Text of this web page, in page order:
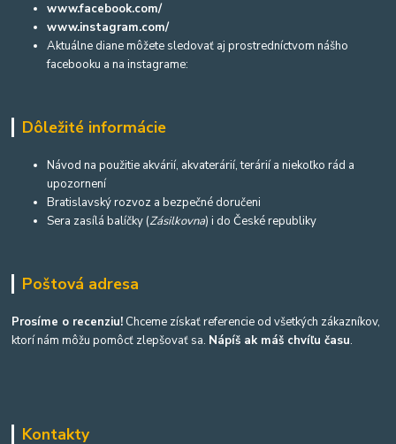
www.facebook.com/
www.instagram.com/
Aktuálne diane môžete sledovať aj prostredníctvom nášho
facebooku a na instagrame:
Dôležité informácie
Návod na použitie akvárií, akvaterárií, terárií a niekoľko rád a
upozornení
Bratislavský rozvoz a bezpečné doručeni
Sera zasílá balíčky (Zásilkovna) i do České republiky
Poštová adresa
Prosíme o recenziu! Chceme získať referencie od všetkých zákazníkov,
ktorí nám môžu pomôcť zlepšovať sa. Nápíš ak máš chvíľu času.
Kontakty